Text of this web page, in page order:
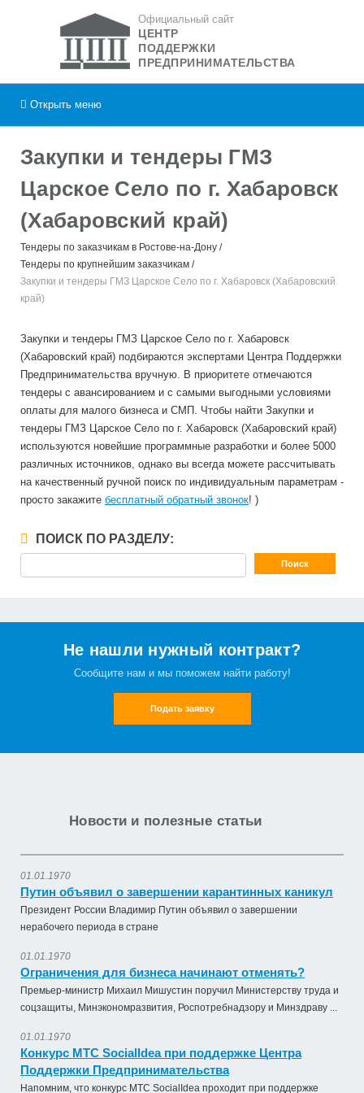
Официальный сайт
ЦЕНТР
ПОДДЕРЖКИ
ПРЕДПРИНИМАТЕЛЬСТВА
Открыть меню
Закупки и тендеры ГМЗ
Царское Село по г. Хабаровск
(Хабаровский край)
Тендеры по заказчикам в Ростове-на-Дону
Тендеры по крупнейшим заказчикам
Закупки и тендеры ГМЗ Царское Село по г. Хабаровск (Хабаровский
край)
Закупки и тендеры ГМЗ Царское Село по г. Хабаровск
(Хабаровский край) подбираются экспертами Центра Поддержки
Предпринимательства вручную. В приоритете отмечаются
тендеры с авансированием и с самыми выгодными условиями
оплаты для малого бизнеса и СМП. Чтобы найти Закупки и
тендеры ГМЗ Царское Село по г. Хабаровск (Хабаровский край)
используются новейшие программные разработки и более 5000
различных источников, однако вы всегда можете рассчитывать
на качественный ручной поиск по индивидуальным параметрам -
просто закажите бесплатный обратный звонок! )
ПОИСК ПО РАЗДЕЛУ:
Не нашли нужный контракт?
Сообщите нам и мы поможем найти работу!
Подать заявку
Новости и полезные статьи
01.01.1970
Путин объявил о завершении карантинных каникул
Президент России Владимир Путин объявил о завершении
нерабочего периода в стране
01.01.1970
Ограничения для бизнеса начинают отменять?
Премьер-министр Михаил Мишустин поручил Министерству труда и
соцзащиты, Минэкономразвития, Роспотребнадзору и Минздраву ...
01.01.1970
Конкурс МТС SocialIdea при поддержке Центра
Поддержки Предпринимательства
Напомним, что конкурс МТС SocialIdea проходит при поддержке